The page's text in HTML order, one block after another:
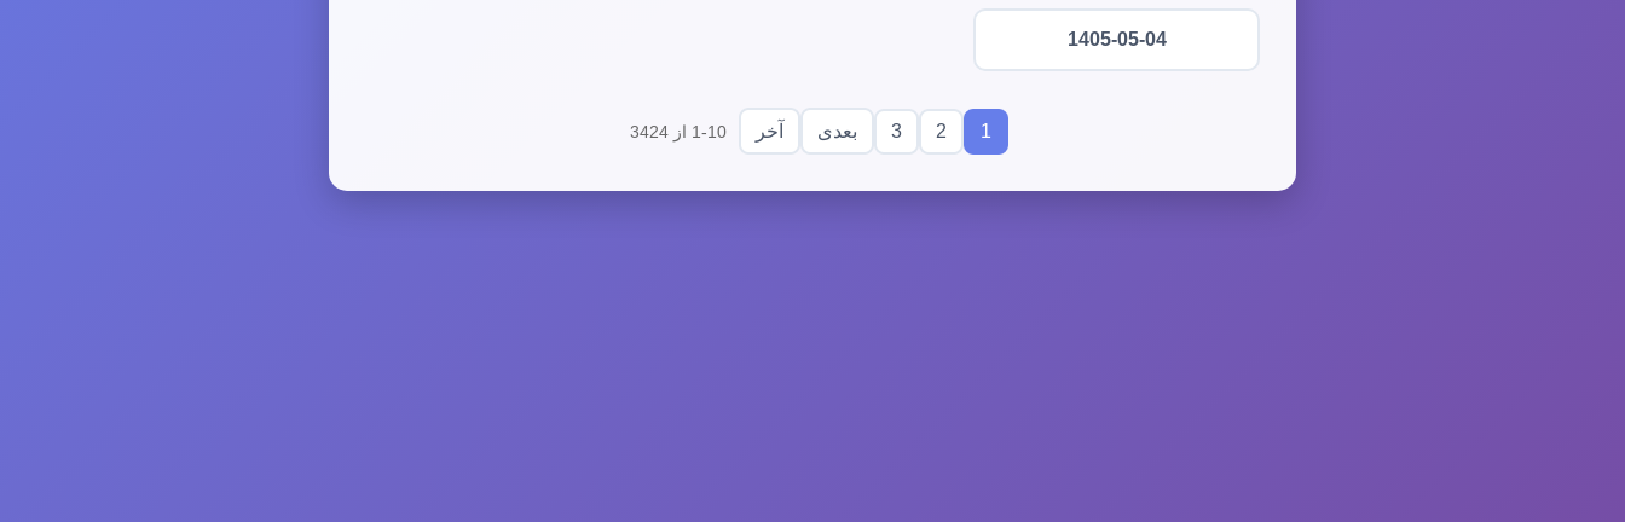
1405-05-04
1
2
3 بعدی آخر 1-10 از 3424